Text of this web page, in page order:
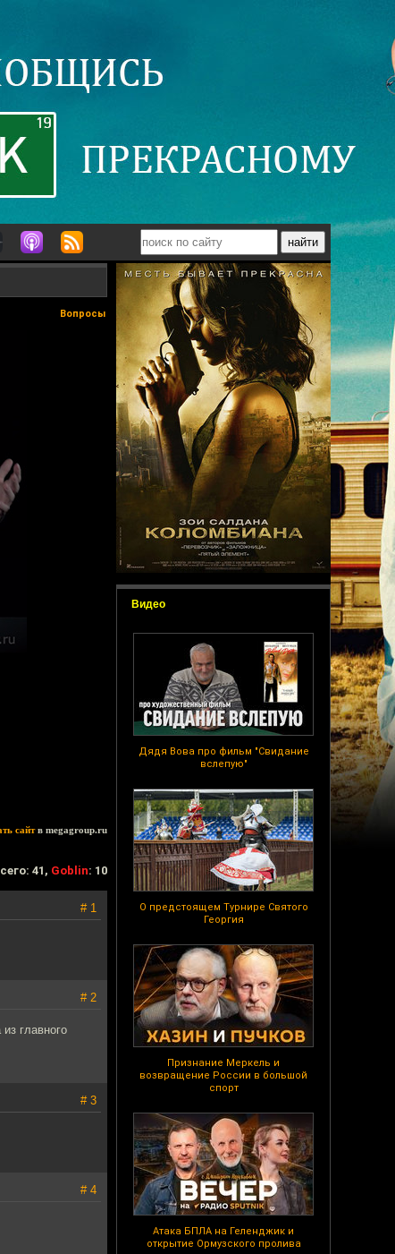
Видео
Дядя Вова про фильм "Свидание
вслепую"
О предстоящем Турнире Святого
Георгия
Признание Меркель и
возвращение России в большой
спорт
Атака БПЛА на Геленджик и
открытие Ормузского пролива
Вопросы
сайтв megagroup.ru
41, Goblin: 10
# 1
# 2
главного
# 3
# 4